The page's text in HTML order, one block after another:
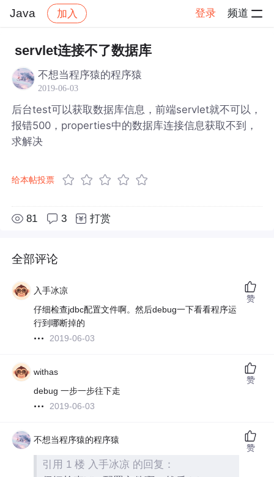
Java 加入 登录 频道
Java 帖子详情
servlet连接不了数据库
不想当程序猿的程序猿
2019-06-03
后台test可以获取数据库信息，前端servlet就不可以，
报错500，properties中的数据库连接信息获取不到，
求解决
给本帖投票
81 3 打赏
全部评论
入手冰凉
仔细检查jdbc配置文件啊。然后debug一下看看程序运
行到哪断掉的
2019-06-03
赞
withas
debug 一步一步往下走
2019-06-03
赞
不想当程序猿的程序猿
引用 1 楼 入手冰凉 的回复：
赞